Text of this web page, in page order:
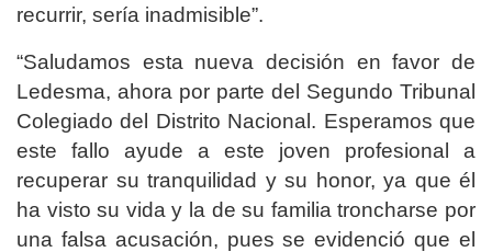
recurrir, sería inadmisible”.
“Saludamos esta nueva decisión en favor de
Ledesma, ahora por parte del Segundo Tribunal
Colegiado del Distrito Nacional. Esperamos que
este fallo ayude a este joven profesional a
recuperar su tranquilidad y su honor, ya que él
ha visto su vida y la de su familia troncharse por
una falsa acusación, pues se evidenció que el